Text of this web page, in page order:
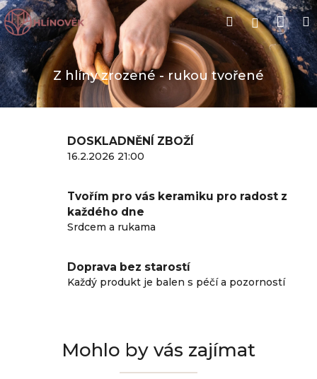
Přejít
na
obsah
Hledat
Z hlíny zrozené - rukou tvořené
DOSKLADNĚNÍ ZBOŽÍ
16.2.2026 21:00
Tvořím pro vás keramiku pro radost z
každého dne
Srdcem a rukama
Doprava bez starostí
Každý produkt je balen s péčí a pozorností
Mohlo by vás zajímat